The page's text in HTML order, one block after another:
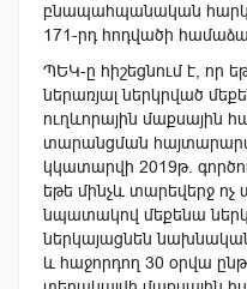
բնապահպանական հարկ`
171-րդ հոդվածի
ՊԵԿ-ը հիշեցնում է, որ
ներառյալ ներկրված
ուղևորային մաքսային
տարանցման
կկատարվի 2019թ.
եթե մինչև տարեվերջ
նպատակով մեքենա
ներկայացնեն
և հաջորդող 30 օրվա